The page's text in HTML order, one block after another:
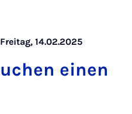
14.02.2025
einen